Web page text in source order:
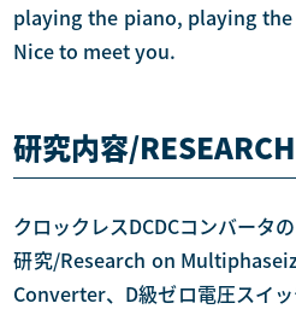
playing the piano, playing
Nice to meet you.
研究内容/
クロックレスDCDCコンバータ
研究/Research on
Converter、D級ゼロ電圧スイ